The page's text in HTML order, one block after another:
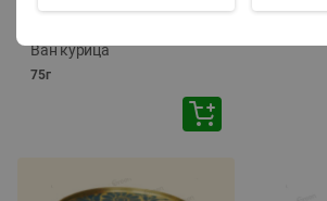
Корм влаж. для кош. с
Ван курица
75г